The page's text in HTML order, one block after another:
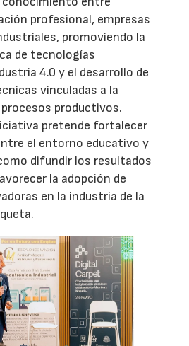
profesional, empresas
promoviendo la
de tecnologías
4.0 y el desarrollo de
vinculadas a la
productivos.
pretende fortalecer
el entorno educativo y
difundir los resultados
la adopción de
en la industria de la